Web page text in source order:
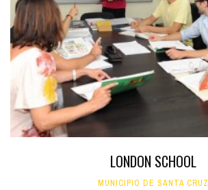
LONDON SCHOOL
MUNICIPIO DE SANTA CRUZ